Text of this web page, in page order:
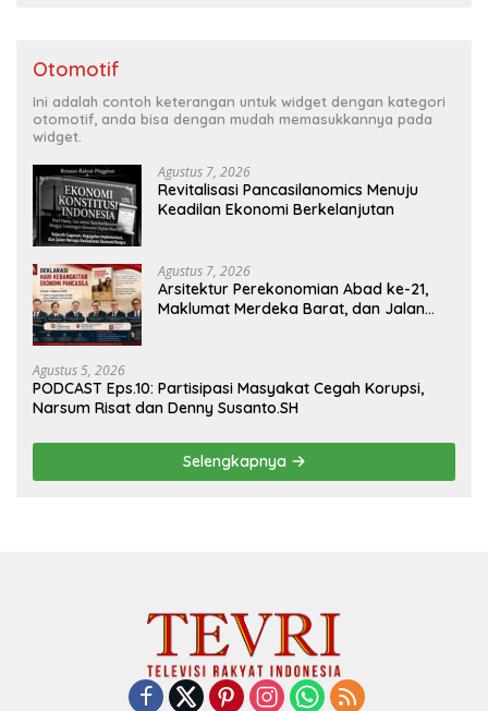
Otomotif
Ini adalah contoh keterangan untuk widget dengan kategori
otomotif, anda bisa dengan mudah memasukkannya pada
widget.
Agustus 7, 2026
Revitalisasi Pancasilanomics Menuju
Keadilan Ekonomi Berkelanjutan
Agustus 7, 2026
Arsitektur Perekonomian Abad ke-21,
Maklumat Merdeka Barat, dan Jalan
Agustus 5, 2026
PODCAST Eps.10: Partisipasi Masyakat Cegah Korupsi,
Narsum Risat dan Denny Susanto.SH
Selengkapnya